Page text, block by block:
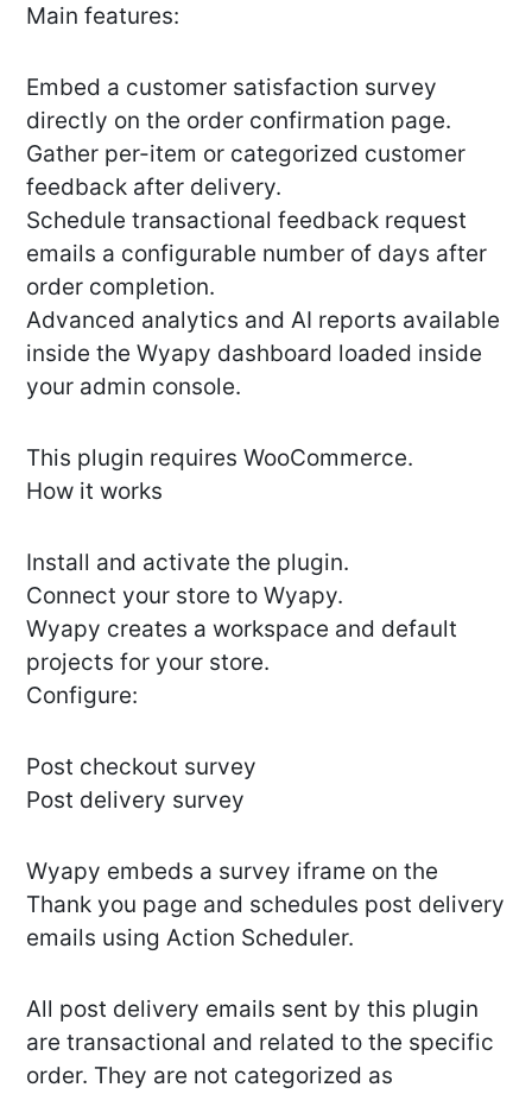
Main features:
Embed a customer satisfaction survey
directly on the order confirmation page.
Gather per-item or categorized customer
feedback after delivery.
Schedule transactional feedback request
emails a configurable number of days after
order completion.
Advanced analytics and AI reports available
inside the Wyapy dashboard loaded inside
your admin console.
This plugin requires WooCommerce.
How it works
Install and activate the plugin.
Connect your store to Wyapy.
Wyapy creates a workspace and default
projects for your store.
Configure:
Post checkout survey
Post delivery survey
Wyapy embeds a survey iframe on the
Thank you page and schedules post delivery
emails using Action Scheduler.
All post delivery emails sent by this plugin
are transactional and related to the specific
order. They are not categorized as